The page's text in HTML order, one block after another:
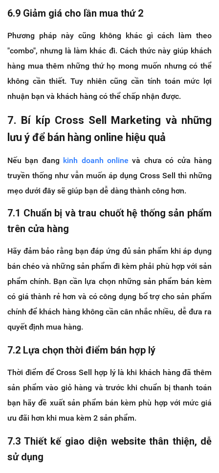
6.9 Giảm giá cho lần mua thứ 2
Phương pháp này cũng không khác gì cách làm theo
"combo", nhưng là làm khác đi. Cách thức này giúp khách
hàng mua thêm những thứ họ mong muốn nhưng có thể
không cần thiết. Tuy nhiên cũng cần tính toán mức lợi
nhuận bạn và khách hàng có thể chấp nhận được.
7. Bí kíp Cross Sell Marketing và những
lưu ý để bán hàng online hiệu quả
Nếu bạn đang kinh doanh online và chưa có cửa hàng
truyền thống như vẫn muốn áp dụng Cross Sell thì những
mẹo dưới đây sẽ giúp bạn dễ dàng thành công hơn.
7.1 Chuẩn bị và trau chuốt hệ thống sản phẩm
trên cửa hàng
Hãy đảm bảo rằng bạn đáp ứng đủ sản phẩm khi áp dụng
bán chéo và những sản phẩm đi kèm phải phù hợp với sản
phẩm chính. Bạn cần lựa chọn những sản phẩm bán kèm
có giá thành rẻ hơn và có công dụng bổ trợ cho sản phẩm
chính để khách hàng không cần cân nhắc nhiều, dễ đưa ra
quyết định mua hàng.
7.2 Lựa chọn thời điểm bán hợp lý
Thời điểm để Cross Sell hợp lý là khi khách hàng đã thêm
sản phẩm vào giỏ hàng và trước khi chuẩn bị thanh toán
bạn hãy đề xuất sản phẩm bán kèm phù hợp với mức giá
ưu đãi hơn khi mua kèm 2 sản phẩm.
7.3 Thiết kế giao diện website thân thiện, dễ
sử dụng